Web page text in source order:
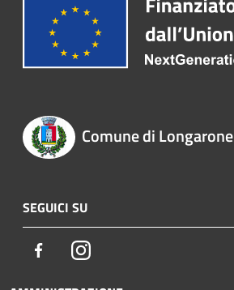
Comune di Longarone
SEGUICI SU
FacebookInstagram